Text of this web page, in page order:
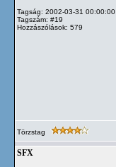
Tagság: 2002-03-31 00:00:00
Tagszám: #19
Hozzászólások: 579
Törzstag
SFX